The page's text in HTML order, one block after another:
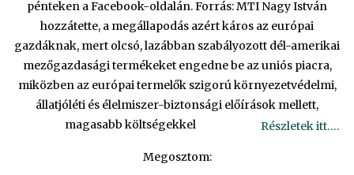
pénteken a Facebook-oldalán. Forrás: MTI Nagy István
hozzátette, a megállapodás azért káros az európai
gazdáknak, mert olcsó, lazábban szabályozott dél-amerikai
mezőgazdasági termékeket engedne be az uniós piacra,
miközben az európai termelők szigorú környezetvédelmi,
állatjóléti és élelmiszer-biztonsági előírások mellett,
magasabb költségekkel
Részletek itt….
Megosztom: